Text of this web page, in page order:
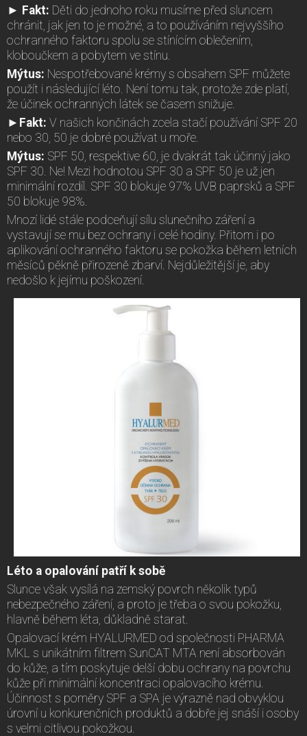
► Fakt: Děti do jednoho roku musíme před sluncem
chránit, jak jen to je možné, a to používáním nejvyššího
ochranného faktoru spolu se stínícím oblečením,
kloboučkem a pobytem ve stínu.
Mýtus: Nespotřebované krémy s obsahem SPF můžete
použít i následující léto. Není tomu tak, protože zde platí,
že účinek ochranných látek se časem snižuje.
►Fakt: V našich končinách zcela stačí používání SPF 20
nebo 30, 50 je dobré používat u moře.
Mýtus: SPF 50, respektive 60, je dvakrát tak účinný jako
SPF 30. Ne! Mezi hodnotou SPF 30 a SPF 50 je už jen
minimální rozdíl. SPF 30 blokuje 97% UVB paprsků a SPF
50 blokuje 98%.
Mnozí lidé stále podceňují sílu slunečního záření a
vystavují se mu bez ochrany i celé hodiny. Přitom i po
aplikování ochranného faktoru se pokožka během letních
měsíců pěkně přirozeně zbarví. Nejdůležitější je, aby
nedošlo k jejímu poškození.
Léto a opalování patří k sobě
Slunce však vysílá na zemský povrch několik typů
nebezpečného záření, a proto je třeba o svou pokožku,
hlavně během léta, důkladně starat.
Opalovací krém HYALURMED od společnosti PHARMA
MKL s unikátním filtrem SunCAT MTA není absorbován
do kůže, a tím poskytuje delší dobu ochrany na povrchu
kůže při minimální koncentraci opalovacího krému.
Účinnost s poměry SPF a SPA je výrazně nad obvyklou
úrovní u konkurenčních produktů a dobře jej snáší i osoby
s velmi citlivou pokožkou.